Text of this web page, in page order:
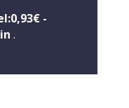
-
.